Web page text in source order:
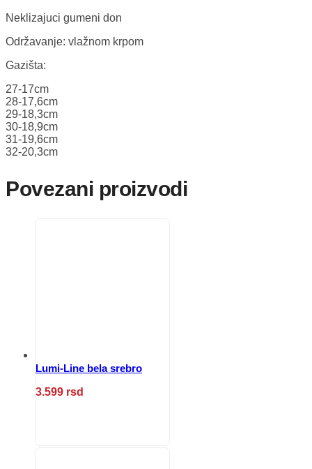
Neklizajuci gumeni don
Održavanje: vlažnom krpom
Gazišta:
27-17cm
28-17,6cm
29-18,3cm
30-18,9cm
31-19,6cm
32-20,3cm
Povezani proizvodi
Lumi-Line bela srebro
3.599 rsd